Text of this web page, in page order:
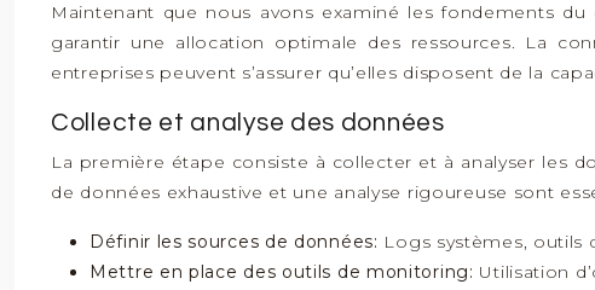
Maintenant que nous avons examiné les fondements
garantir une allocation optimale des ressources. La
entreprises peuvent s’assurer qu’elles disposent de la
Collecte et analyse des données
La première étape consiste à collecter et à analyser les
de données exhaustive et une analyse rigoureuse sont
Définir les sources de données: Logs systèmes, outils
Mettre en place des outils de monitoring: Utilisation